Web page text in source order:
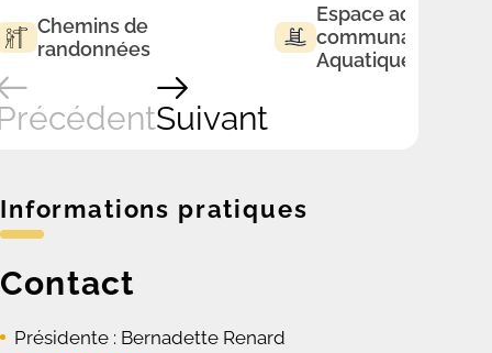
Chemins de
randonnées
Espace
communautaire
Aquatique
Suivant
Informations pratiques
Contact
Présidente : Bernadette Renard